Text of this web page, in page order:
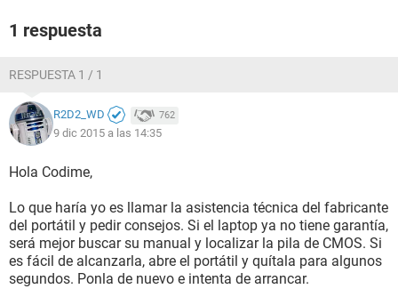
1 respuesta
RESPUESTA 1 / 1
R2D2_WD 762
9 dic 2015 a las 14:35
Hola Codime,
Lo que haría yo es llamar la asistencia técnica del fabricante
del portátil y pedir consejos. Si el laptop ya no tiene garantía,
será mejor buscar su manual y localizar la pila de CMOS. Si
es fácil de alcanzarla, abre el portátil y quítala para algunos
segundos. Ponla de nuevo e intenta de arrancar.